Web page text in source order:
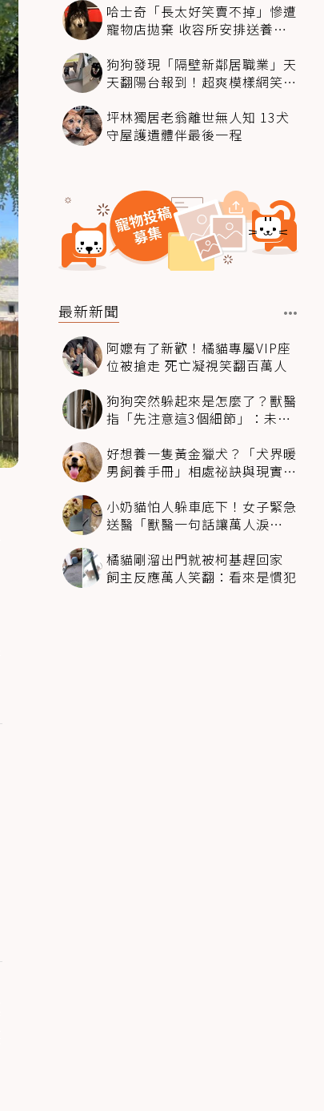
哈士奇「長太好笑賣不掉」慘遭
寵物店拋棄 收容所安排送養活
狗狗發現「隔壁新鄰居職業」天
天翻陽台報到！超爽模樣網笑
坪林獨居老翁離世無人知 13犬
守屋護遺體伴最後一程
最新新聞
阿嬤有了新歡！橘貓專屬VIP座
位被搶走 死亡凝視笑翻百萬人
狗狗突然躲起來是怎麼了？獸醫
指「先注意這3個細節」：未必
好想養一隻黃金獵犬？「犬界暖
男飼養手冊」相處祕訣與現實面
小奶貓怕人躲車底下！女子緊急
送醫「獸醫一句話讓萬人淚
橘貓剛溜出門就被柯基趕回家
飼主反應萬人笑翻：看來是慣犯